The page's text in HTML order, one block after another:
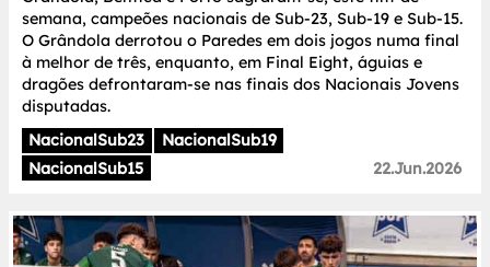
semana, campeões nacionais de Sub-23, Sub-19 e Sub-15.
O Grândola derrotou o Paredes em dois jogos numa final
à melhor de três, enquanto, em Final Eight, águias e
dragões defrontaram-se nas finais dos Nacionais Jovens
disputadas.
NacionalSub23
NacionalSub19
NacionalSub15
22.Jun.2026